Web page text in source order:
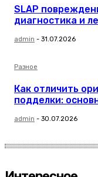
SLAP
диагностика и
admin - 31.07.2026
Разное
Как отличить
подделки:
admin - 30.07.2026